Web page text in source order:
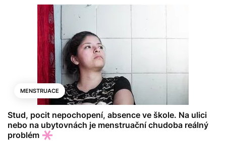
MENSTRUACE
Stud, pocit nepochopení, absence ve škole. Na ulici
nebo na ubytovnách je menstruační chudoba reálný
problém